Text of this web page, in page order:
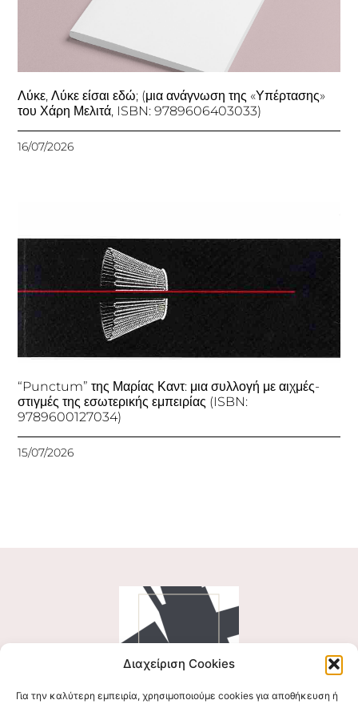
Διαχείριση Cookies
Για την καλύτερη εμπειρία, χρησιμοποιούμε cookies για αποθήκευση ή
Λύκε, Λύκε είσαι εδώ; (μια ανάγνωση της «Υπέρτασης»
του Χάρη Μελιτά, ISBN: 9789606403033)
16/07/2026
“Punctum” της Μαρίας Καντ: μια συλλογή με αιχμές-
στιγμές της εσωτερικής εμπειρίας (ISBN:
9789600127034)
15/07/2026